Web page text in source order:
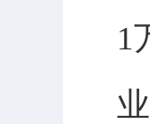
1